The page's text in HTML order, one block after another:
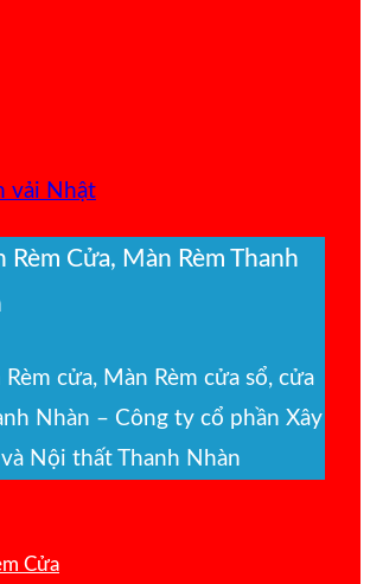
Rèm Cửa, Màn Rèm Thanh
Rèm cửa, Màn Rèm cửa sổ, cửa
Nhàn – Công ty cổ phần Xây
Nội thất Thanh Nhàn
Cửa